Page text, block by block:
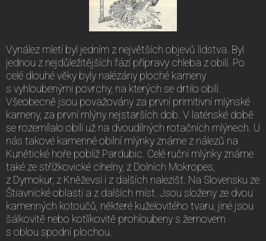
Vynález mletí byl jedním z největších objevů lidstva. Byl
jednou z nejdůležitějších fází přípravy chleba z obilí. Po
celé dlouhé věky byly nalézány ploché kameny
s vyhloubenými povrchy, na kterých se drtilo obilí.
Všeobecně jsou považovány za první primitivní mlýnské
kameny, za první mlýny nejstarších dob. V laténské době
se rozemílalo obilí už na dvoudílných rotačních mlýnech. U
nás takové kamenné obilní mlýnky známe z nálezů na
Kunětické hoře poblíž Pardubic. Celé ruční mlýnky známe
také ze střížkovické cihelny, z Dolních Mokropes,
z Dymokur, z Kněževsi i z dalších nalezišť. Na Slovensku ze
Štiavnické oblasti a z dalších míst. Jsou složeny ze dvou
kamenných kotoučů, některé kuželovitého tvaru, jiné jsou
šálkovitě nebo kotlíkovitě prohloubeny s žernovem
s oblou spodní plochou.